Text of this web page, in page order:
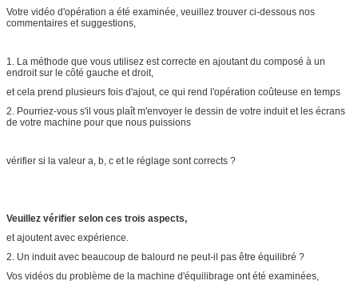
Votre vidéo d'opération a été examinée, veuillez trouver ci-dessous nos
commentaires et suggestions,
1. La méthode que vous utilisez est correcte en ajoutant du composé à un
endroit sur le côté gauche et droit,
et cela prend plusieurs fois d'ajout, ce qui rend l'opération coûteuse en temps
2. Pourriez-vous s'il vous plaît m'envoyer le dessin de votre induit et les écrans
de votre machine pour que nous puissions
vérifier si la valeur a, b, c et le réglage sont corrects ?
Veuillez vérifier selon ces trois aspects,
et ajoutent avec expérience.
2. Un induit avec beaucoup de balourd ne peut-il pas être équilibré ?
Vos vidéos du problème de la machine d'équilibrage ont été examinées,